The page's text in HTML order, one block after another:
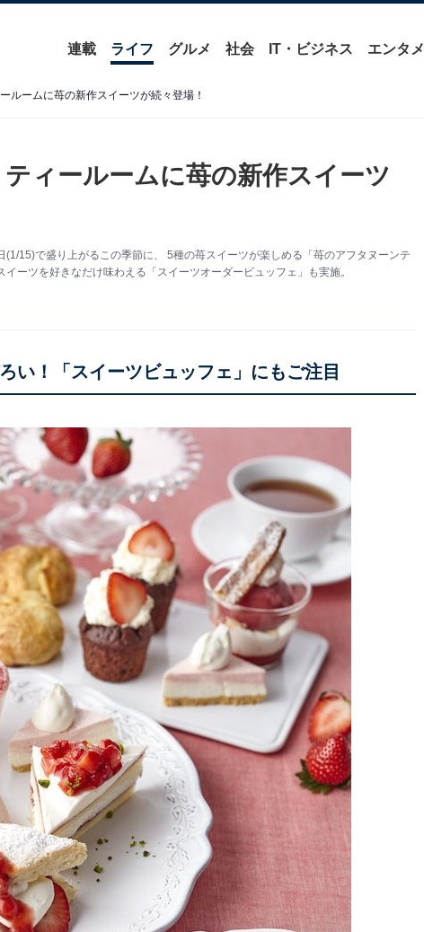
連載 ライフ グルメ 社会 IT・ビジネス エンタメ
ルームに苺の新作スイーツが続々登場！
ィールームに苺の新作スイーツ
15)で盛り上がるこの季節に、 5種の苺スイーツが楽しめる「苺のアフタヌーンテ
ーツを好きなだけ味わえる「スイーツオーダービュッフェ」も実施。
い！「スイーツビュッフェ」にもご注目